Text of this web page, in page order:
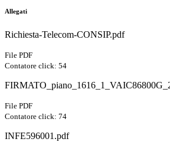
Allegati
Richiesta-Telecom-CONSIP.pdf
File PDF
Contatore click: 54
File PDF
Contatore click: 74
INFE596001.pdf